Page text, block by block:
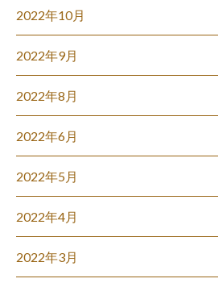
2022年10月
2022年9月
2022年8月
2022年6月
2022年5月
2022年4月
2022年3月